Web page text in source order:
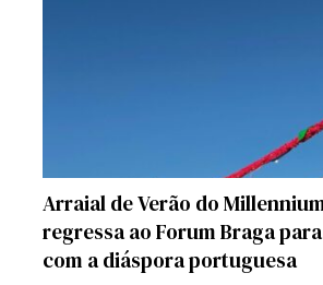
Arraial de Verão do
regressa ao Forum Braga
com a diáspora portuguesa